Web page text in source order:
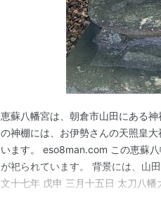
恵蘇八幡宮は、朝倉市山田にある
の神棚には、お伊勢さんの天照皇
います。 eso8man.com この恵蘇
が祀られています。 背景には、山
文十七年 戊申 三月十五日 太刀八